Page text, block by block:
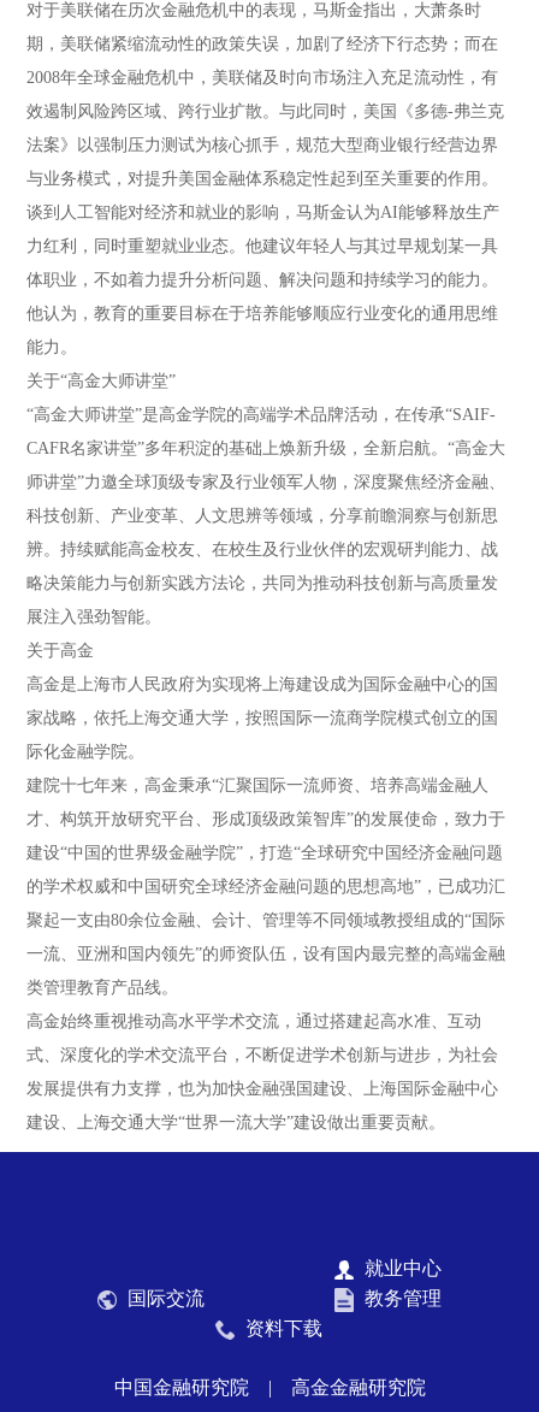
对于美联储在历次金融危机中的表现，马斯金指出，大萧条时
期，美联储紧缩流动性的政策失误，加剧了经济下行态势；而在
2008年全球金融危机中，美联储及时向市场注入充足流动性，有
效遏制风险跨区域、跨行业扩散。与此同时，美国《多德-弗兰克
法案》以强制压力测试为核心抓手，规范大型商业银行经营边界
与业务模式，对提升美国金融体系稳定性起到至关重要的作用。
谈到人工智能对经济和就业的影响，马斯金认为AI能够释放生产
力红利，同时重塑就业业态。他建议年轻人与其过早规划某一具
体职业，不如着力提升分析问题、解决问题和持续学习的能力。
他认为，教育的重要目标在于培养能够顺应行业变化的通用思维
能力。
关于“高金大师讲堂”
“高金大师讲堂”是高金学院的高端学术品牌活动，在传承“SAIF-
CAFR名家讲堂”多年积淀的基础上焕新升级，全新启航。“高金大
师讲堂”力邀全球顶级专家及行业领军人物，深度聚焦经济金融、
科技创新、产业变革、人文思辨等领域，分享前瞻洞察与创新思
辨。持续赋能高金校友、在校生及行业伙伴的宏观研判能力、战
略决策能力与创新实践方法论，共同为推动科技创新与高质量发
展注入强劲智能。
关于高金
高金是上海市人民政府为实现将上海建设成为国际金融中心的国
家战略，依托上海交通大学，按照国际一流商学院模式创立的国
际化金融学院。
建院十七年来，高金秉承“汇聚国际一流师资、培养高端金融人
才、构筑开放研究平台、形成顶级政策智库”的发展使命，致力于
建设“中国的世界级金融学院”，打造“全球研究中国经济金融问题
的学术权威和中国研究全球经济金融问题的思想高地”，已成功汇
聚起一支由80余位金融、会计、管理等不同领域教授组成的“国际
一流、亚洲和国内领先”的师资队伍，设有国内最完整的高端金融
类管理教育产品线。
高金始终重视推动高水平学术交流，通过搭建起高水准、互动
式、深度化的学术交流平台，不断促进学术创新与进步，为社会
发展提供有力支撑，也为加快金融强国建设、上海国际金融中心
建设、上海交通大学“世界一流大学”建设做出重要贡献。
就业中心
国际交流
教务管理
资料下载
中国金融研究院 | 高金金融研究院